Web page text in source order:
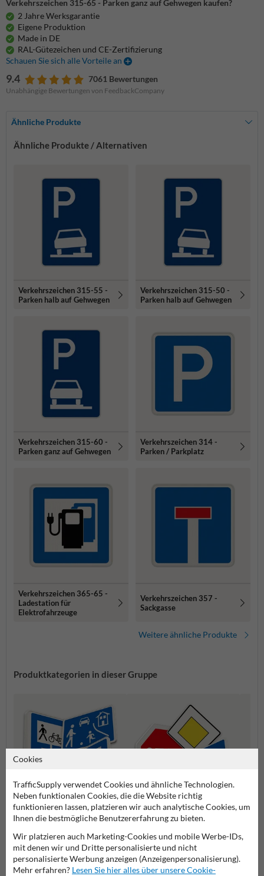
Verkehrszeichen 315-65 - Parken ganz auf Gehwegen kaufen?
2 Jahre Werksgarantie
Eigene Produktion
Made in DE
RAL-Gütezeichen und CE-Zertifizierung
Schauen Sie sich alle Vorteile an
9.4 7061 Bewertungen
Unabhängige Bewertungen von FeedbackCompany
Ähnliche Produkte
Ähnliche Produkte / Alternativen
Verkehrszeichen 315-55 -
Parken halb auf Gehwegen
Verkehrszeichen 315-50 -
Parken halb auf Gehwegen
Verkehrszeichen 315-60 -
Parken ganz auf Gehwegen
Verkehrszeichen 314 -
Parken / Parkplatz
Verkehrszeichen 365-65 -
Ladestation für
Elektrofahrzeuge
Verkehrszeichen 357 -
Sackgasse
Weitere ähnliche Produkte
Produktkategorien in dieser Gruppe
Richtzeichen Vorfahrtsschilder
Verkehrsschilder
Cookies
TrafficSupply verwendet Cookies und ähnliche Technologien.
Neben funktionalen Cookies, die die Website richtig
funktionieren lassen, platzieren wir auch analytische Cookies, um
Ihnen die bestmögliche Benutzererfahrung zu bieten.
Wir platzieren auch Marketing-Cookies und mobile Werbe-IDs,
mit denen wir und Dritte personalisierte und nicht
personalisierte Werbung anzeigen (Anzeigenpersonalisierung).
Mehr erfahren? Lesen Sie hier alles über unsere Cookie-